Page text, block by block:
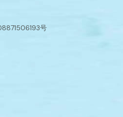
号